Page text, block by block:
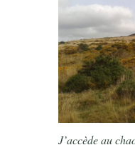
J’accède au